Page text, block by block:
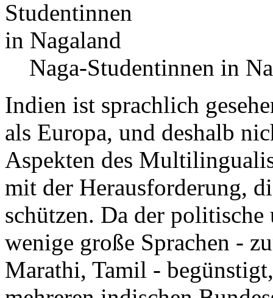
Naga-Studentinnen in
Indien ist sprachlich
als Europa, und deshalb
Aspekten des
mit der Herausforderung,
schützen. Da der
wenige große Sprachen -
Marathi, Tamil -